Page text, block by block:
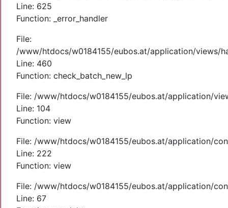
Line: 625
Function: _error_handler
File:
/www/htdocs/w0184155/eubos.at/application/views/
Line: 460
Function: check_batch_new_lp
File: /www/htdocs/w0184155/eubos.at/application/
Line: 104
Function: view
File: /www/htdocs/w0184155/eubos.at/application/
Line: 222
Function: view
File: /www/htdocs/w0184155/eubos.at/application/
Line: 67